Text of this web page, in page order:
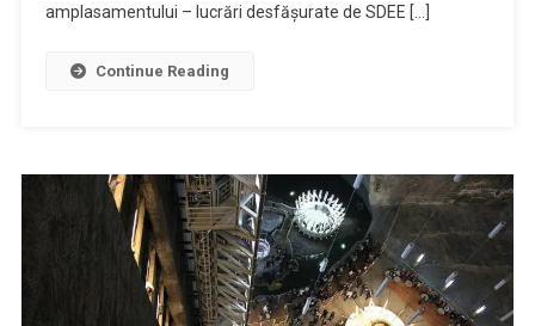
amplasamentului – lucrări desfășurate de SDEE […]
Continue Reading